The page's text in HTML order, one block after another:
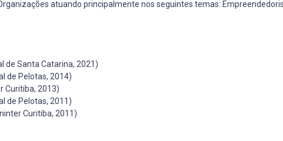
atuando principalmente nos seguintes temas:
de Santa Catarina, 2021)
de Pelotas, 2014)
Curitiba, 2013)
de Pelotas, 2011)
Curitiba, 2011)